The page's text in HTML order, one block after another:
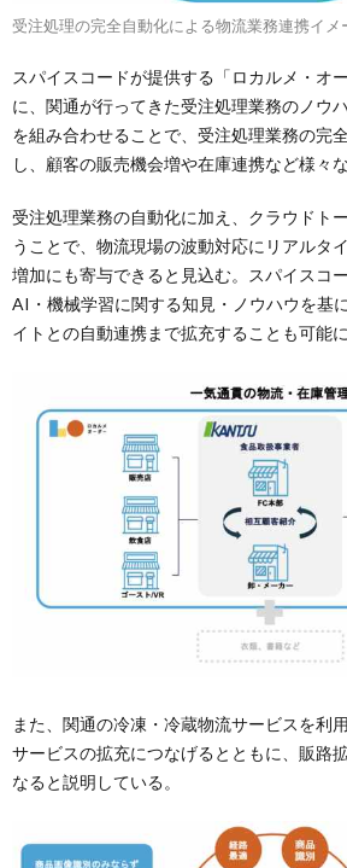
受注処理の完全自動化による物流業務連携イメ
スパイスコードが提供する「ロカルメ・オ
に、関通が行ってきた受注処理業務のノウ
を組み合わせることで、受注処理業務の完
し、顧客の販売機会増や在庫連携など様々
受注処理業務の自動化に加え、クラウドト
うことで、物流現場の波動対応にリアルタ
増加にも寄与できると見込む。スパイスコ
AI・機械学習に関する知見・ノウハウを基
イトとの自動連携まで拡充することも可能
また、関通の冷凍・冷蔵物流サービスを利
サービスの拡充につなげるとともに、販路
なると説明している。